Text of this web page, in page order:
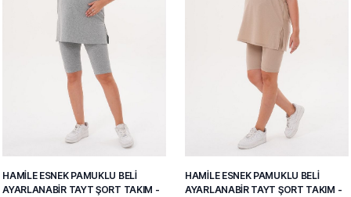
HAMILE ESNEK PAMUKLU BELI
AYARLANABIR TAYT ŞORT TAKIM -
HAMILE ESNEK PAMUKLU BELI
AYARLANABIR TAYT ŞORT TAKIM -